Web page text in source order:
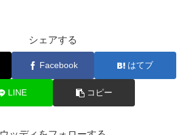
シェアする
Facebook はてブ
LINE コピー